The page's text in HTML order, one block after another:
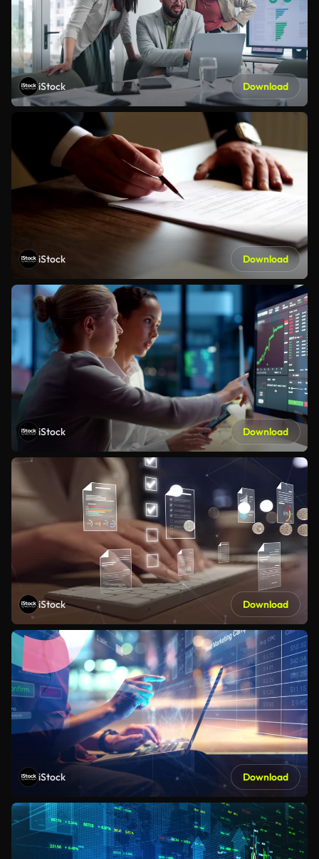
iStock Download
iStock Download
iStock Download
iStock Download
iStock Download